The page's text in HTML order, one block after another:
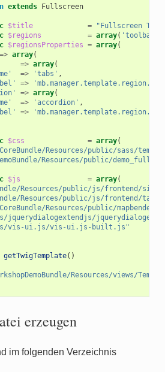
extends Fullscreen
$title =
"Fullscreen
$regions = array( 'toolbar'
$regionsProperties = array(
=> array(
=> array(
=> 'tabs' ,
=>
=> array(
=> 'accordion' ,
=>
$css = array(
Resources/public/sass/
Resources/public/
$js = array(
Resources/public/js/frontend/
Resources/public/js/frontend/
Resources/public/
jquerydialogextendjs/
vis-ui.js/vis-ui.js-built.js"
getTwigTemplate()
Resources/views/
erzeugen
im folgenden Verzeichnis